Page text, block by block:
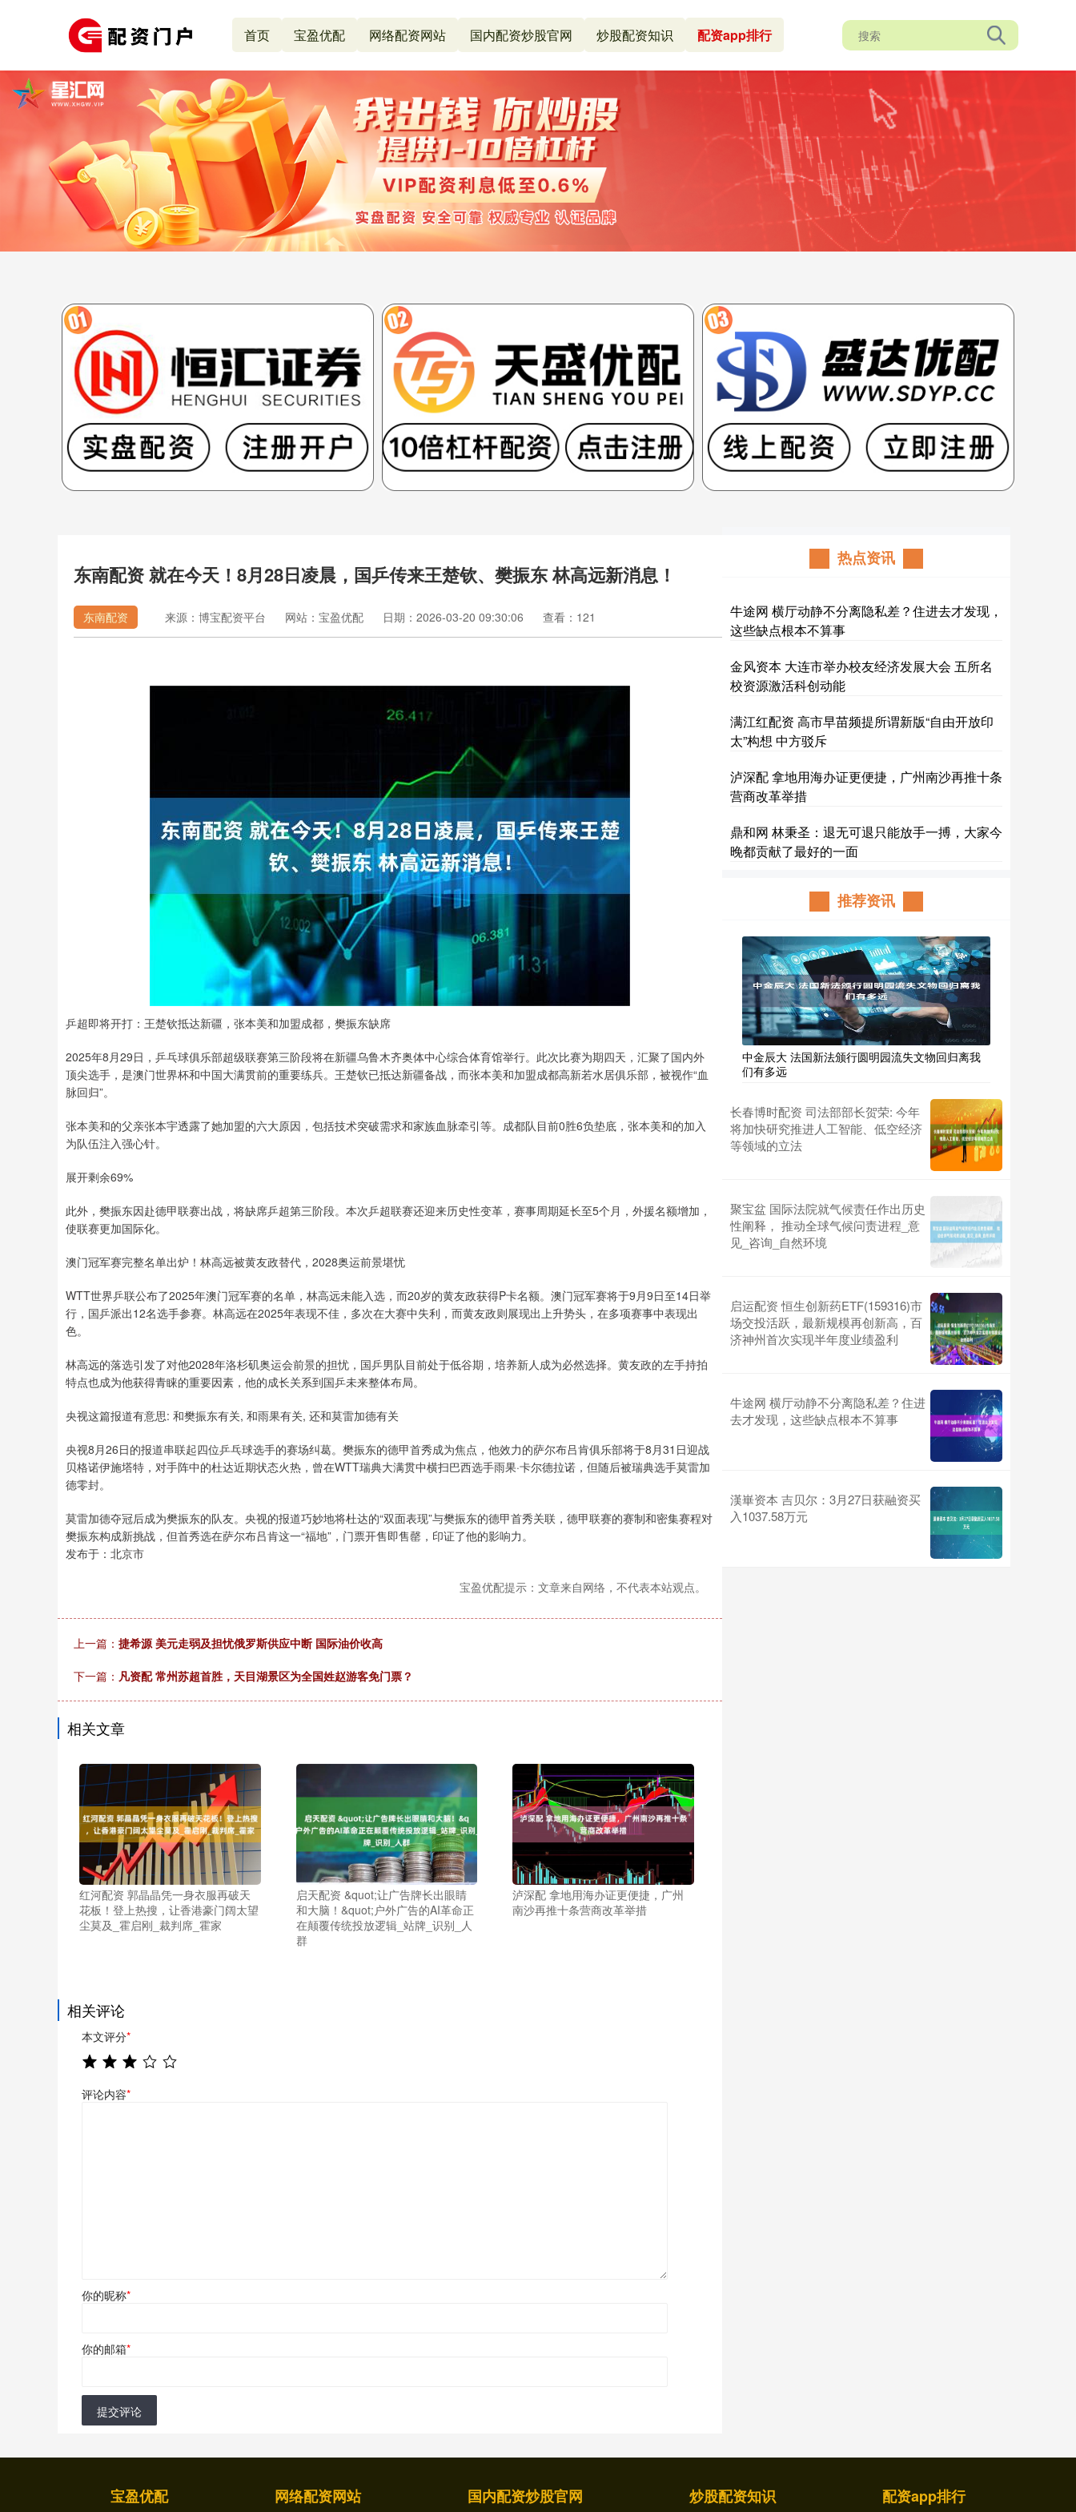
首页 宝盈优配 网络配资网站 国内配资炒股官网 炒股配资知识 配资app排行
东南配资 就在今天！8月28日凌晨，国乒传来王楚钦、樊振东 林高远新消息！
东南配资 来源：博宝配资平台 网站：宝盈优配 日期：2026-03-20 09:30:06 查看：121
乒超即将开打：王楚钦抵达新疆，张本美和加盟成都，樊振东缺席
2025年8月29日，乒乓球俱乐部超级联赛第三阶段将在新疆乌鲁木齐奥体中心综合体育馆举行。此次比赛为期四天，汇聚了国内外
顶尖选手，是澳门世界杯和中国大满贯前的重要练兵。王楚钦已抵达新疆备战，而张本美和加盟成都高新若水居俱乐部，被视作“血
脉回归”。
张本美和的父亲张本宇透露了她加盟的六大原因，包括技术突破需求和家族血脉牵引等。成都队目前0胜6负垫底，张本美和的加入
为队伍注入强心针。
展开剩余69%
此外，樊振东因赴德甲联赛出战，将缺席乒超第三阶段。本次乒超联赛还迎来历史性变革，赛事周期延长至5个月，外援名额增加，
使联赛更加国际化。
澳门冠军赛完整名单出炉！林高远被黄友政替代，2028奥运前景堪忧
WTT世界乒联公布了2025年澳门冠军赛的名单，林高远未能入选，而20岁的黄友政获得P卡名额。澳门冠军赛将于9月9日至14日举
行，国乒派出12名选手参赛。林高远在2025年表现不佳，多次在大赛中失利，而黄友政则展现出上升势头，在多项赛事中表现出
色。
林高远的落选引发了对他2028年洛杉矶奥运会前景的担忧，国乒男队目前处于低谷期，培养新人成为必然选择。黄友政的左手持拍
特点也成为他获得青睐的重要因素，他的成长关系到国乒未来整体布局。
央视这篇报道有意思: 和樊振东有关, 和雨果有关, 还和莫雷加德有关
央视8月26日的报道串联起四位乒乓球选手的赛场纠葛。樊振东的德甲首秀成为焦点，他效力的萨尔布吕肯俱乐部将于8月31日迎战
贝格诺伊施塔特，对手阵中的杜达近期状态火热，曾在WTT瑞典大满贯中横扫巴西选手雨果·卡尔德拉诺，但随后被瑞典选手莫雷加
德零封。
莫雷加德夺冠后成为樊振东的队友。央视的报道巧妙地将杜达的“双面表现”与樊振东的德甲首秀关联，德甲联赛的赛制和密集赛程对
樊振东构成新挑战，但首秀选在萨尔布吕肯这一“福地”，门票开售即售罄，印证了他的影响力。
发布于：北京市
宝盈优配提示：文章来自网络，不代表本站观点。
上一篇： 捷希源 美元走弱及担忧俄罗斯供应中断 国际油价收高
下一篇： 凡资配 常州苏超首胜，天目湖景区为全国姓赵游客免门票？
相关文章
红河配资 郭晶晶凭一身衣服再破天
花板！登上热搜，让香港豪门阔太望
尘莫及_霍启刚_裁判席_霍家
启天配资 &quot;让广告牌长出眼睛
和大脑！&quot;户外广告的AI革命正
在颠覆传统投放逻辑_站牌_识别_人
群
泸深配 拿地用海办证更便捷，广州
南沙再推十条营商改革举措
相关评论
本文评分*
评论内容*
你的昵称*
你的邮箱*
提交评论
热点资讯
牛途网 横厅动静不分离隐私差？住进去才发现，
这些缺点根本不算事
金风资本 大连市举办校友经济发展大会 五所名
校资源激活科创动能
满江红配资 高市早苗频提所谓新版“自由开放印
太”构想 中方驳斥
泸深配 拿地用海办证更便捷，广州南沙再推十条
营商改革举措
鼎和网 林秉圣：退无可退只能放手一搏，大家今
晚都贡献了最好的一面
推荐资讯
中金辰大 法国新法颁行圆明园流失文物回归离我
们有多远
长春博时配资 司法部部长贺荣: 今年
将加快研究推进人工智能、低空经济
等领域的立法
聚宝盆 国际法院就气候责任作出历史
性阐释， 推动全球气候问责进程_意
见_咨询_自然环境
启运配资 恒生创新药ETF(159316)市
场交投活跃，最新规模再创新高，百
济神州首次实现半年度业绩盈利
牛途网 横厅动静不分离隐私差？住进
去才发现，这些缺点根本不算事
漢崋资本 吉贝尔：3月27日获融资买
入1037.58万元
宝盈优配 网络配资网站 国内配资炒股官网 炒股配资知识 配资app排行